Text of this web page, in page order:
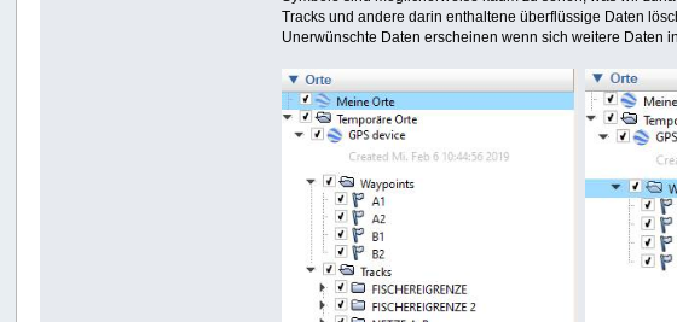
Tracks und andere darin enthaltene überflüssige Daten
Unerwünschte Daten erscheinen wenn sich weitere Daten